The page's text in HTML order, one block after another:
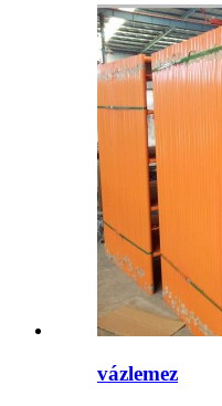
vázlemez